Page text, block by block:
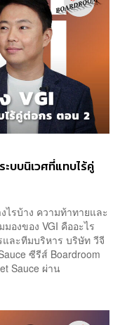
บบนิเวศที่แทบไร้คู่
ไรบ้าง ความท้าทายและ
องของ VGI คืออะไร
และทีมบริหาร บริษัท วีจี
ซีรีส์ Boardroom
Sauce ผ่าน